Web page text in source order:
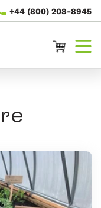
+44 (800) 208-8945
Panier